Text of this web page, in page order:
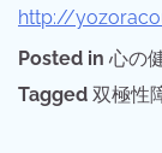
http://
Posted in 心の
Tagged 双極性